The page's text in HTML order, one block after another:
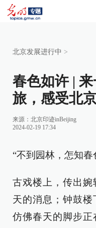
北京发展进行中 >
春色如许 |
旅，感受北
来源：北京印迹inBeijing
2024-02-19 17:34
“不到园林，怎知
古戏楼上，传出婉
天的消息；钟鼓楼
仿佛春天的脚步正